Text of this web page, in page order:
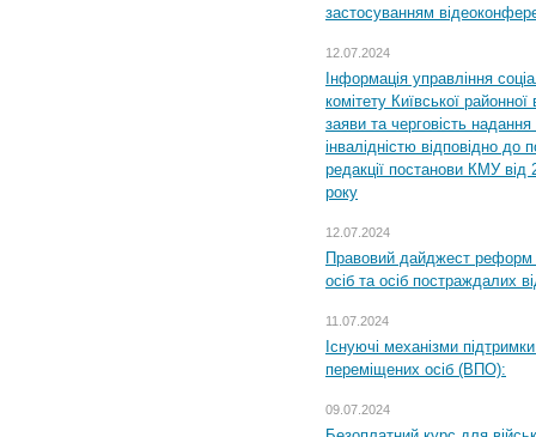
застосуванням
12.07.2024
Інформація управління
комітету Київської
заяви та черговість надання
інвалідністю відповідно
редакції постанови КМУ
року
12.07.2024
Правовий дайджест реформ
осіб та осіб постраждалих
11.07.2024
Існуючі механізми
переміщених осіб (ВПО):
09.07.2024